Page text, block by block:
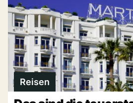
Reisen